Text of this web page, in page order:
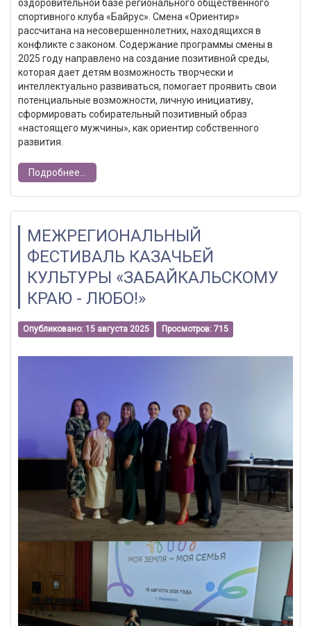
оздоровительной базе регионального общественного
спортивного клуба «Байрус». Смена «Ориентир»
рассчитана на несовершеннолетних, находящихся в
конфликте с законом. Содержание программы смены в
2025 году направлено на создание позитивной среды,
которая дает детям возможность творчески и
интеллектуально развиваться, помогает проявить свои
потенциальные возможности, личную инициативу,
сформировать собирательный позитивный образ
«настоящего мужчины», как ориентир собственного
развития.
Подробнее...
МЕЖРЕГИОНАЛЬНЫЙ
ФЕСТИВАЛЬ КАЗАЧЬЕЙ
КУЛЬТУРЫ «ЗАБАЙКАЛЬСКОМУ
КРАЮ - ЛЮБО!»
Опубликовано: 15 августа 2025 Просмотров: 715